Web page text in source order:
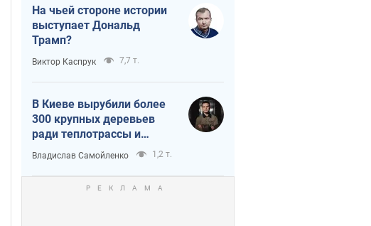
На чьей стороне истории
выступает Дональд
Трамп?
Виктор Каспрук 7,7 т.
В Киеве вырубили более
300 крупных деревьев
ради теплотрассы и
вопреки Генплану
Владислав Самойленко 1,2 т.